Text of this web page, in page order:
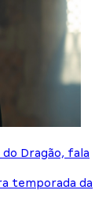
Dragão, fala
temporada da